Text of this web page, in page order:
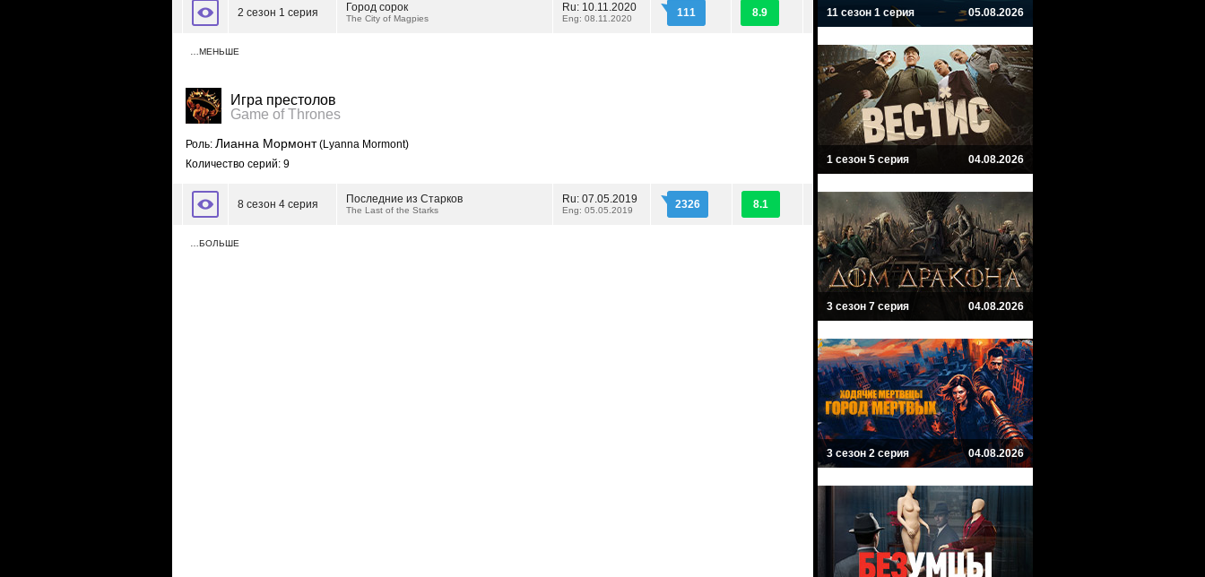
2 сезон 1 серия Город сорок
The City of Magpies
Ru: 10.11.2020
Eng: 08.11.2020 111 8.9
…МЕНЬШЕ
Игра престолов
Game of Thrones
Роль: Лианна Мормонт(Lyanna Mormont)
Количество серий: 9
8 сезон 4 серия Последние из Старков
The Last of the Starks
Ru: 07.05.2019
Eng: 05.05.2019 2326 8.1
…БОЛЬШЕ
11 сезон 1 серия 05.08.2026
1 сезон 5 серия 04.08.2026
3 сезон 7 серия 04.08.2026
3 сезон 2 серия 04.08.2026